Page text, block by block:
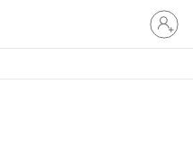
Entre
em
sua